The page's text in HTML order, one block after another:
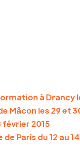
à Drancy
Mâcon les 29 et
février 2015
Paris du 12 au